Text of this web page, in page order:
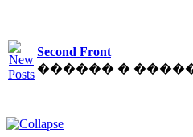
Second Front
������ �